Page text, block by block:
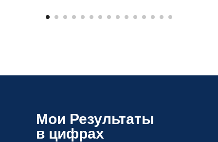
Мои Результаты
в цифрах